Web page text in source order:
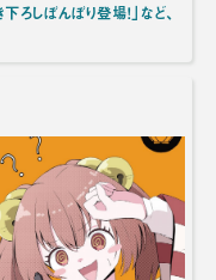
しぼんぼり登場！」など、